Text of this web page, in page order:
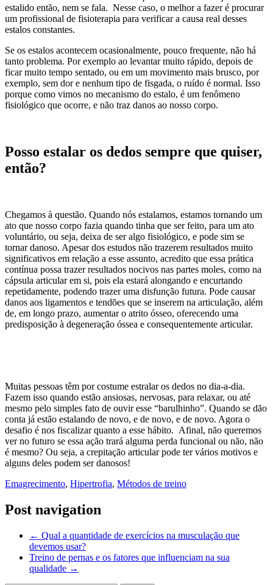
estalido então, nem se fala. Nesse caso, o melhor a fazer é procurar
um profissional de fisioterapia para verificar a causa real desses
estalos constantes.
Se os estalos acontecem ocasionalmente, pouco frequente, não há
tanto problema. Por exemplo ao levantar muito rápido, depois de
ficar muito tempo sentado, ou em um movimento mais brusco, por
exemplo, sem dor e nenhum tipo de fisgada, o ruído é normal. Isso
porque como vimos no mecanismo do estalo, é um fenômeno
fisiológico que ocorre, e não traz danos ao nosso corpo.
Posso estalar os dedos sempre que quiser,
então?
Chegamos à questão. Quando nós estalamos, estamos tornando um
ato que nosso corpo fazia quando tinha que ser feito, para um ato
voluntário, ou seja, deixa de ser algo fisiológico, e pode sim se
tornar danoso. Apesar dos estudos não trazerem resultados muito
significativos em relação a esse assunto, acredito que essa prática
contínua possa trazer resultados nocivos nas partes moles, como na
cápsula articular em si, pois ela estará alongando e encurtando
repetidamente, podendo trazer uma disfunção futura. Pode causar
danos aos ligamentos e tendões que se inserem na articulação, além
de, em longo prazo, aumentar o atrito ósseo, oferecendo uma
predisposição à degeneração óssea e consequentemente articular.
Muitas pessoas têm por costume estralar os dedos no dia-a-dia.
Fazem isso quando estão ansiosas, nervosas, para relaxar, ou até
mesmo pelo simples fato de ouvir esse “barulhinho”. Quando se dão
conta já estão estalando de novo, e de novo, e de novo. Agora o
desafio é nos fiscalizar quanto a esse hábito. Afinal, não queremos
ver no futuro se essa ação trará alguma perda funcional ou não, não
é mesmo? Ou seja, a crepitação articular pode ter vários motivos e
alguns deles podem ser danosos!
Emagrecimento, Hipertrofia, Métodos de treino
Post navigation
← Qual a quantidade de exercícios na musculação que
devemos usar?
Treino de pernas e os fatores que influenciam na sua
qualidade →